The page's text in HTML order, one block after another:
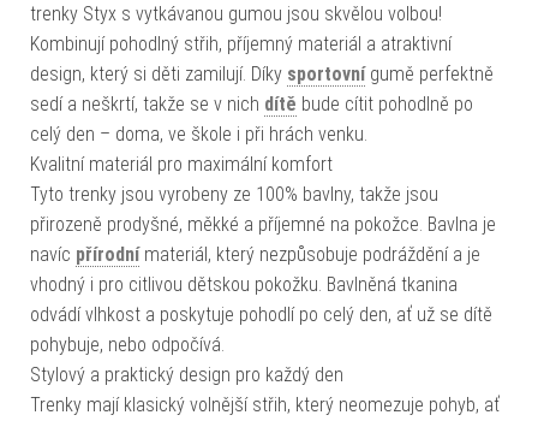
trenky Styx s vytkávanou gumou jsou skvělou volbou!
Kombinují pohodlný střih, příjemný materiál a atraktivní
design, který si děti zamilují. Díky sportovnígumě perfektně
sedí a neškrtí, takže se v nich dítě bude cítit pohodlně po
celý den – doma, ve škole i při hrách venku.
Kvalitní materiál pro maximální komfort
Tyto trenky jsou vyrobeny ze 100% bavlny, takže jsou
přirozeně prodyšné, měkké a příjemné na pokožce. Bavlna je
navíc přírodnímateriál, který nezpůsobuje podráždění a je
vhodný i pro citlivou dětskou pokožku. Bavlněná tkanina
odvádí vlhkost a poskytuje pohodlí po celý den, ať už se dítě
pohybuje, nebo odpočívá.
Stylový a praktický design pro každý den
Trenky mají klasický volnější střih, který neomezuje pohyb, ať